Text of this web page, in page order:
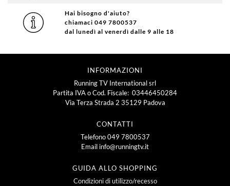
Hai bisogno d'aiuto?
chiamaci 049 7800537
dal lunedì al venerdì dalle 9 alle 18
INFORMAZIONI
Running TV International srl
Partita IVA o Cod. Fiscale: 03446450284
Via Terza Strada 2 35129 Padova
CONTATTI
Telefono049 7800537
Email info@runningtv.it
GUIDA ALLO SHOPPING
Condizioni di utilizzo/recesso